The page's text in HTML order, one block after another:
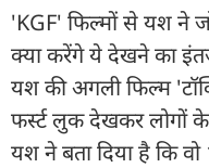
'KGF' फिल्मों से यश ने
क्या करेंगे ये देखने का
यश की अगली फिल्म
फर्स्ट लुक देखकर लोगों
यश ने बता दिया है कि